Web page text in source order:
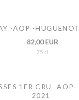
-AOP -
82,00 EUR
75 cl
1ER CRU-
2021